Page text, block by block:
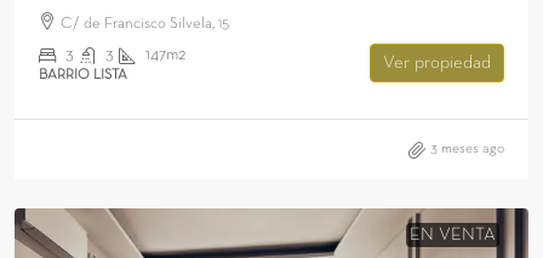
C/ de Francisco Silvela, 15
3 3 147m2
BARRIO LISTA
Ver propiedad
3 meses ago
EN VENTA